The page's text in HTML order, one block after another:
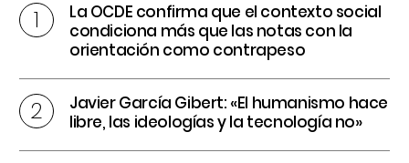
La OCDE confirma que el contexto social
condiciona más que las notas con la
orientación como contrapeso
Javier García Gibert: «El humanismo hace
libre, las ideologías y la tecnología no»